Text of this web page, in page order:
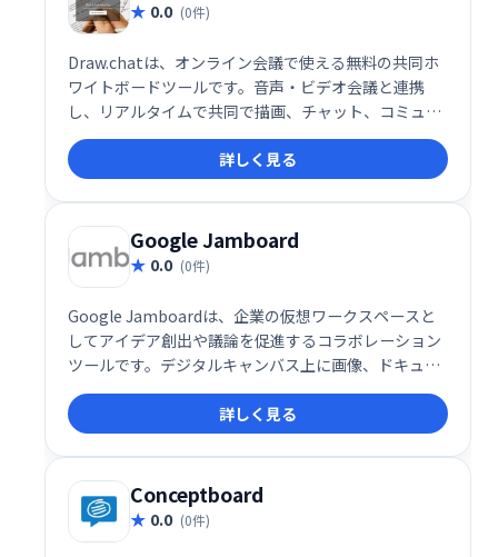
0.0 (0件)
Draw.chatは、オンライン会議で使える無料の共同ホ
ワイトボードツールです。音声・ビデオ会議と連携
し、リアルタイムで共同で描画、チャット、コミュニ
ケーションできます。シンプルで高速な操作性で、ウ
ェブ上のペイントツールのように手軽に利用可能で
す。
詳しく見る
Google Jamboard
0.0 (0件)
Google Jamboardは、企業の仮想ワークスペースと
してアイデア創出や議論を促進するコラボレーション
ツールです。デジタルキャンバス上に画像、ドキュメ
ント、スプレッドシートなどを自由に配置し、リアル
タイムで共同作業が可能です。Webやローカルドライ
ブからのファイルインポートにも対応し、スムーズな
情報共有を実現します。チームでのブレインストーミ
ングやプロジェクト管理に最適です。
詳しく見る
Conceptboard
0.0 (0件)